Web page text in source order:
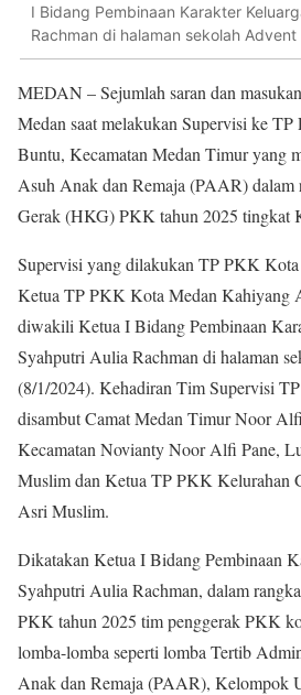
I Bidang Pembinaan Karakter
Rachman di halaman sekolah
MEDAN – Sejumlah saran dan
Medan saat melakukan Supervisi ke
Buntu, Kecamatan Medan Timur yang
Asuh Anak dan Remaja (PAAR) dalam
Gerak (HKG) PKK tahun 2025 tingkat
Supervisi yang dilakukan TP PKK
Ketua TP PKK Kota Medan Kahiyang
diwakili Ketua I Bidang Pembinaan
Syahputri Aulia Rachman di halaman
(8/1/2024). Kehadiran Tim Supervisi
disambut Camat Medan Timur Noor
Kecamatan Novianty Noor Alfi Pane,
Muslim dan Ketua TP PKK Kelurahan
Asri Muslim.
Dikatakan Ketua I Bidang Pembinaan
Syahputri Aulia Rachman, dalam
PKK tahun 2025 tim penggerak PKK
lomba-lomba seperti lomba Tertib
Anak dan Remaja (PAAR), Kelompok